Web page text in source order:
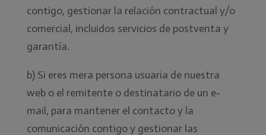
contigo, gestionar la relación contractual y/o
comercial, incluidos servicios de postventa y
garantía.
b) Si eres mera persona usuaria de nuestra
web o el remitente o destinatario de un e-
mail, para mantener el contacto y la
comunicación contigo y gestionar las